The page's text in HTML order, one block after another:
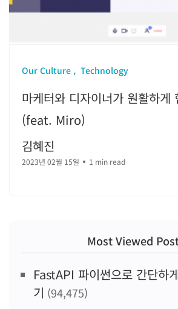
Our Culture Technology
마케터와 디자이너가 원활하게
(feat. Miro)
김혜진
2023년 02월 15일 1 min read
Most Viewed
FastAPI 파이썬으로 간단하
기 (94,475)